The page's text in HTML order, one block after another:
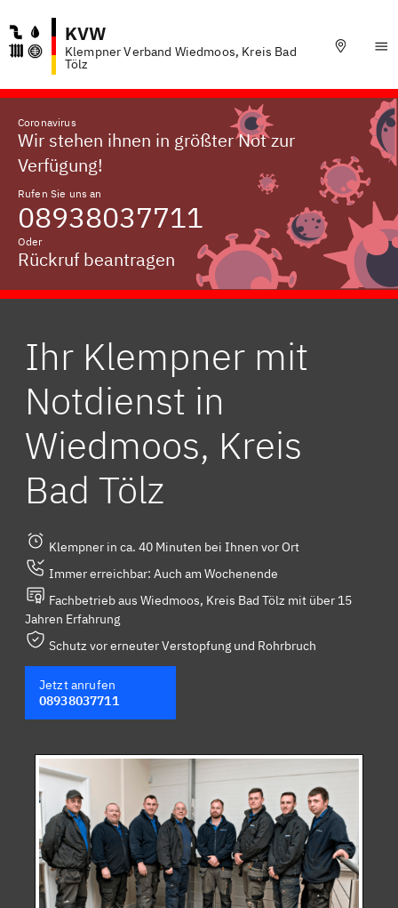
KVW
Klempner Verband Wiedmoos, Kreis Bad
Tölz
Coronavirus
Wir stehen ihnen in größter Not zur
Verfügung!
Rufen Sie uns an
08938037711
Oder
Rückruf beantragen
Ihr Klempner mit
Notdienst in
Wiedmoos, Kreis
Bad Tölz
Klempner in ca. 40 Minuten bei Ihnen vor Ort
Immer erreichbar: Auch am Wochenende
Fachbetrieb aus Wiedmoos, Kreis Bad Tölz mit über 15
Jahren Erfahrung
Schutz vor erneuter Verstopfung und Rohrbruch
Jetzt anrufen
08938037711